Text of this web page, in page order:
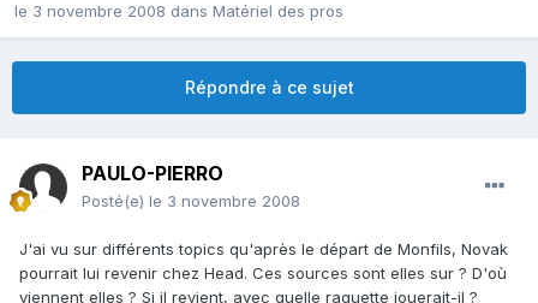
le 3 novembre 2008 dans Matériel des pros
Répondre à ce sujet
PAULO-PIERRO
Posté(e) le 3 novembre 2008
J'ai vu sur différents topics qu'après le départ de Monfils, Novak
pourrait lui revenir chez Head. Ces sources sont elles sur ? D'où
viennent elles ? Si il revient, avec quelle raquette jouerait-il ?